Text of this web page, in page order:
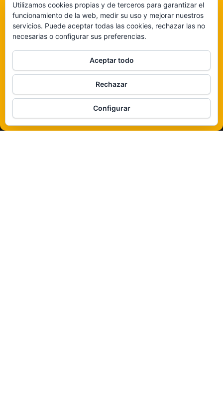
consentimiento puede afectar negativamente a determinadas características y
funciones.
De ninguna manera
Veámos que hay aquí
Política de cookies
Funciona gracias aWordPress |Tema:Envo Magazine
Utilizamos cookies propias y de terceros para garantizar el
funcionamiento de la web, medir su uso y mejorar nuestros
servicios. Puede aceptar todas las cookies, rechazar las no
necesarias o configurar sus preferencias.
Aceptar todo
Rechazar
Configurar